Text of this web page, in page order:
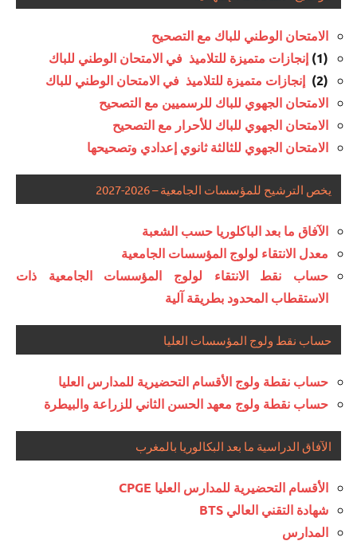
الامتحان الوطني للباك مع التصحيح
(1)
إنجازات متميزة للتلاميذ في الامتحان الوطني للباك
(2)
إنجازات متميزة للتلاميذ في الامتحان الوطني للباك
الامتحان الجهوي للباك للرسميين مع التصحيح
الامتحان الجهوي للباك للأحرار مع التصحيح
الامتحان الجهوي للثالثة ثانوي إعدادي وتصحيحها
يخص الترشيح للمؤسسات الجامعية – 2026-2027
الآفاق ما بعد الباكلوريا حسب الشعبة
معدل الانتقاء لولوج المؤسسات الجامعية
حساب نقط الانتقاء لولوج المؤسسات الجامعية ذات
الاستقطاب المحدود بطريقة آلية
حساب نقط ولوج المؤسسات العليا
حساب نقطة ولوج الأقسام التحضيرية للمدارس العليا
حساب نقطة ولوج معهد الحسن الثاني للزراعة والبيطرة
الآفاق الدراسية ما بعد البكالوريا بالمغرب
الأقسام التحضيرية للمدارس العليا CPGE
شهادة التقني العالي BTS
المدارس